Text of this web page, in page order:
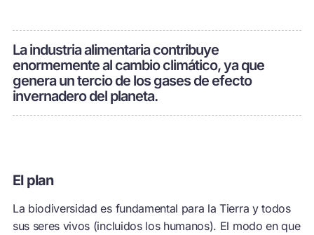
La industria alimentaria contribuye
enormemente al cambio climático, ya que
genera un tercio de los gases de efecto
invernadero del planeta.
El plan
La biodiversidad es fundamental para la Tierra y todos
sus seres vivos (incluidos los humanos). El modo en que